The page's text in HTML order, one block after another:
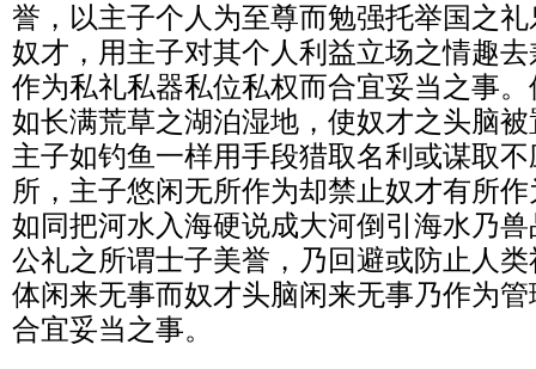
誉，以主子个人为至尊而勉强托举国之
奴才，用主子对其个人利益立场之情趣
作为私礼私器私位私权而合宜妥当之事
如长满荒草之湖泊湿地，使奴才之头脑
主子如钓鱼一样用手段猎取名利或谋取
所，主子悠闲无所作为却禁止奴才有所
如同把河水入海硬说成大河倒引海水乃
公礼之所谓士子美誉，乃回避或防止人
体闲来无事而奴才头脑闲来无事乃作为
合宜妥当之事。